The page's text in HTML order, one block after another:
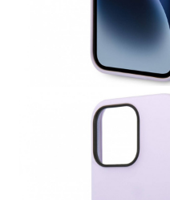
Карты & NFC. В
оплате карты всех
Оплата для
производиться
расчётный счёт